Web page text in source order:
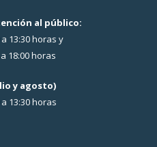
al público:
13:30 horas y
18:00 horas
y agosto)
13:30 horas